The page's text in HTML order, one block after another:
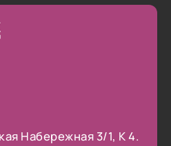
Набережная 3/1, К 4.